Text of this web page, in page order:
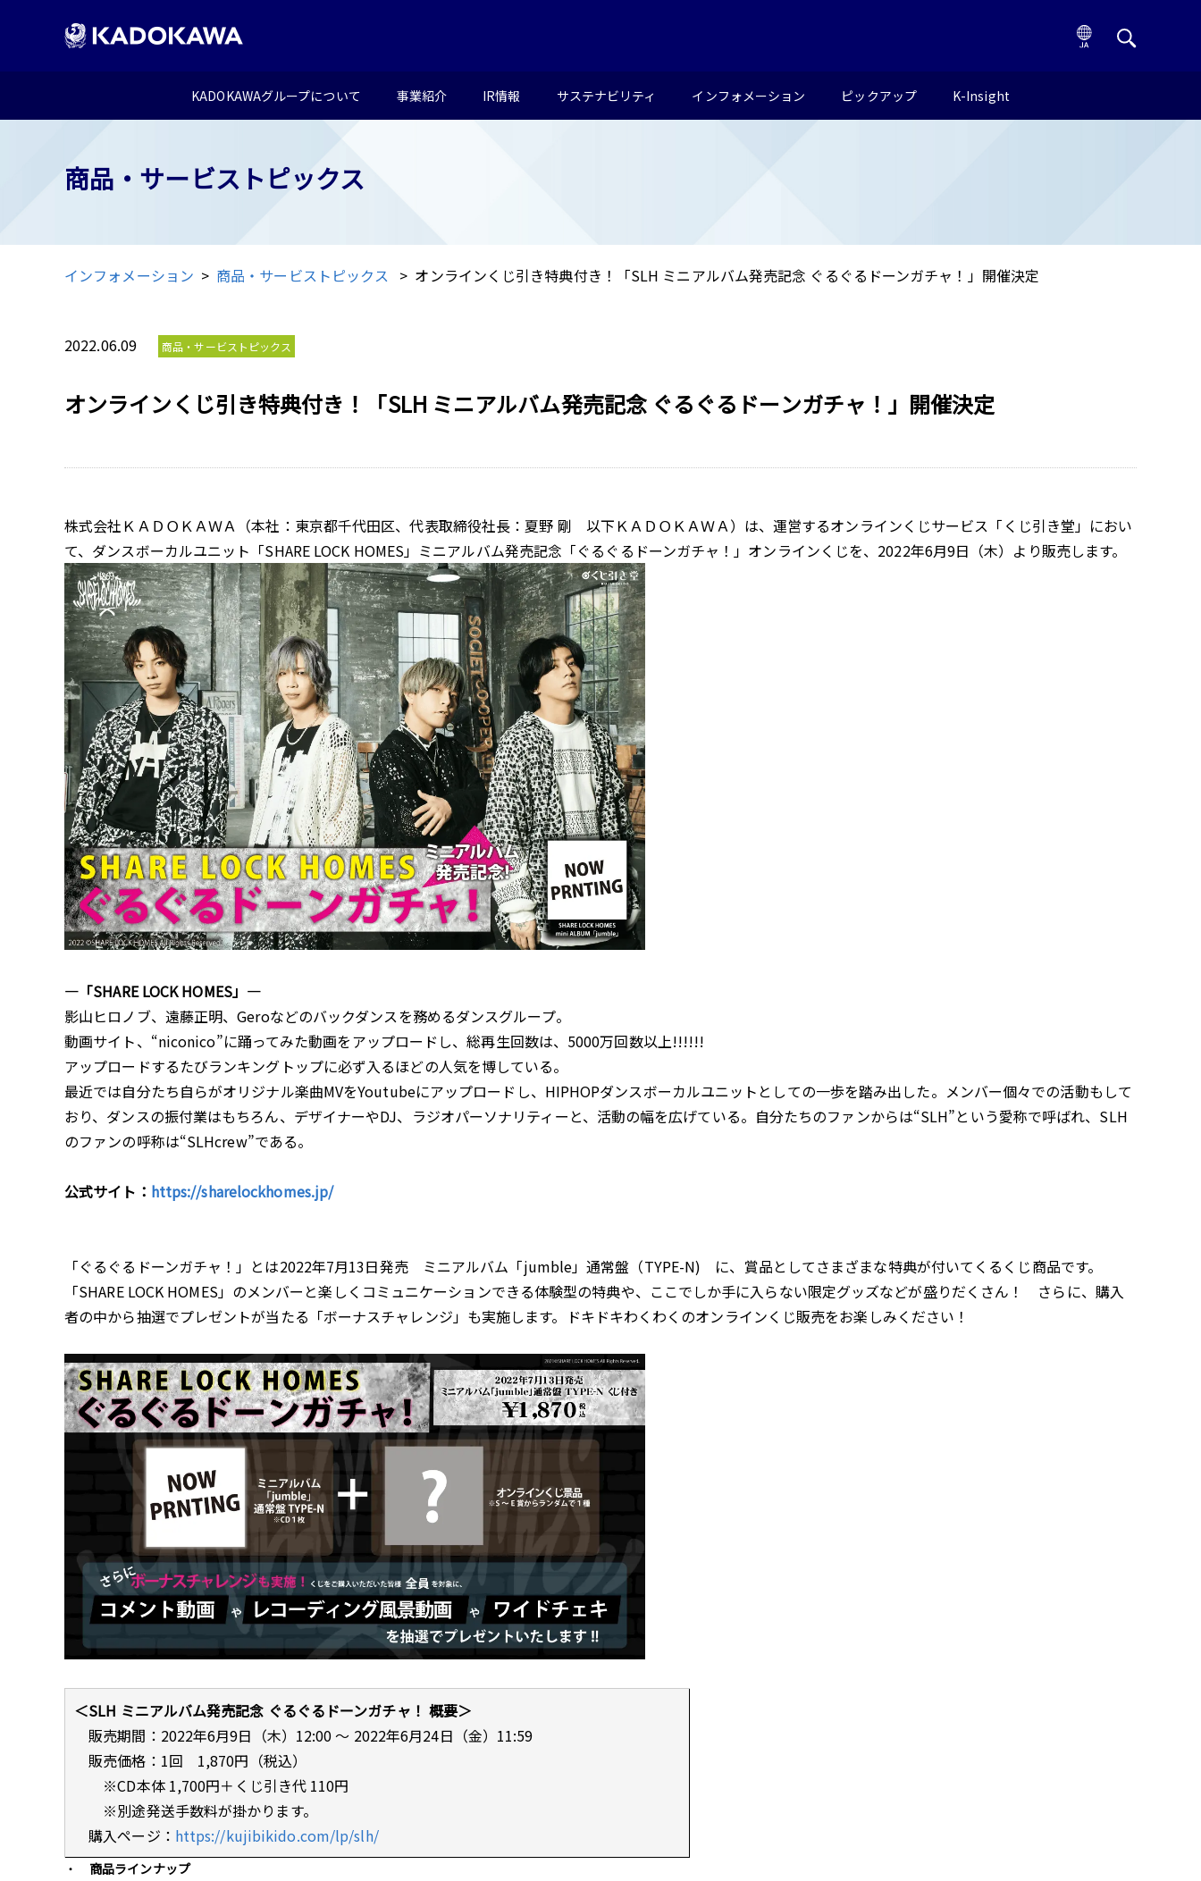
KADOKAWAグループについて 事業紹介 IR情報 サステナビリティ インフォメーション ピックアップ K-Insight
商品・サービストピックス
インフォメーション 商品・サービストピックス オンラインくじ引き特典付き！「SLH ミニアルバム発売記念 ぐるぐるドーンガチャ！」開催決定
2022.06.09 商品・サービストピックス
オンラインくじ引き特典付き！「SLH ミニアルバム発売記念 ぐるぐるドーンガチャ！」開催決定
株式会社ＫＡＤＯＫＡＷＡ（本社：東京都千代田区、代表取締役社長：夏野 剛 以下ＫＡＤＯＫＡＷＡ）は、運営するオンラインくじサービス「くじ引き堂」におい
て、ダンスボーカルユニット「SHARE LOCK HOMES」ミニアルバム発売記念「ぐるぐるドーンガチャ！」オンラインくじを、2022年6月9日（木）より販売します。
―「SHARE LOCK HOMES」―
影山ヒロノブ、遠藤正明、Geroなどのバックダンスを務めるダンスグループ。
動画サイト、“niconico”に踊ってみた動画をアップロードし、総再生回数は、5000万回数以上!!!!!!
アップロードするたびランキングトップに必ず入るほどの人気を博している。
最近では自分たち自らがオリジナル楽曲MVをYoutubeにアップロードし、HIPHOPダンスボーカルユニットとしての一歩を踏み出した。メンバー個々での活動もして
おり、ダンスの振付業はもちろん、デザイナーやDJ、ラジオパーソナリティーと、活動の幅を広げている。自分たちのファンからは“SLH”という愛称で呼ばれ、SLH
のファンの呼称は“SLHcrew”である。
公式サイト： https://sharelockhomes.jp/
「ぐるぐるドーンガチャ！」とは2022年7月13日発売 ミニアルバム「jumble」通常盤（TYPE-N) に、賞品としてさまざまな特典が付いてくるくじ商品です。
「SHARE LOCK HOMES」のメンバーと楽しくコミュニケーションできる体験型の特典や、ここでしか手に入らない限定グッズなどが盛りだくさん！ さらに、購入
者の中から抽選でプレゼントが当たる「ボーナスチャレンジ」も実施します。ドキドキわくわくのオンラインくじ販売をお楽しみください！
＜SLH ミニアルバム発売記念 ぐるぐるドーンガチャ！ 概要＞
販売期間：2022年6月9日（木）12:00 ～ 2022年6月24日（金）11:59
販売価格：1回 1,870円（税込）
※CD本体 1,700円＋くじ引き代 110円
※別途発送手数料が掛かります。
購入ページ： https://kujibikido.com/lp/slh/
商品ラインナップ